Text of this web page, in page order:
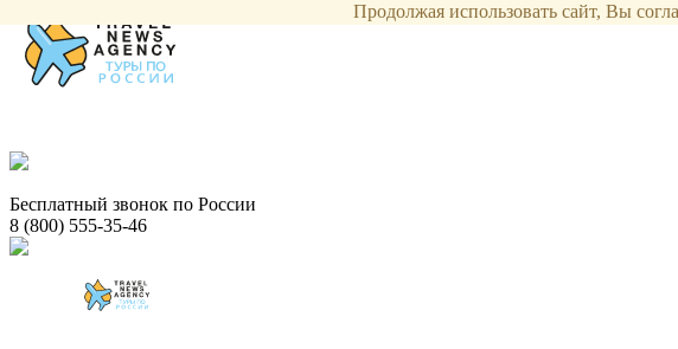
Бесплатный звонок по России
8 (800) 555-35-46
Продолжая использовать сайт, Вы